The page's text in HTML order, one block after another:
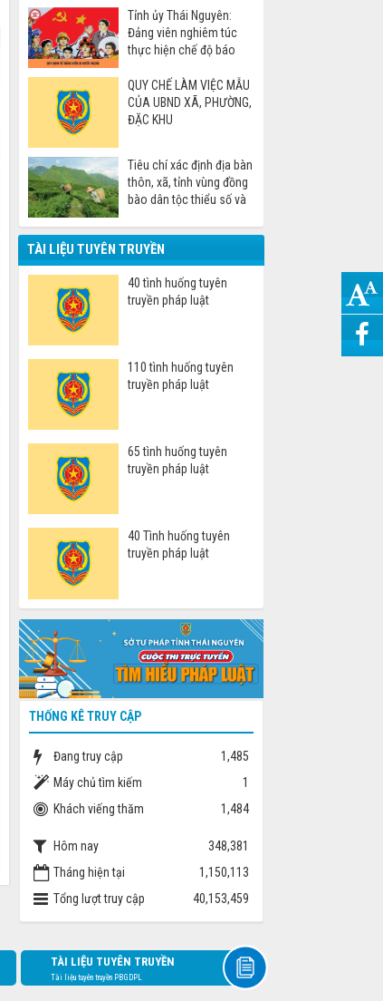
Tỉnh ủy Thái Nguyên:
Đảng viên nghiêm túc
thực hiện chế độ báo
QUY CHẾ LÀM VIỆC MẪU
CỦA UBND XÃ, PHƯỜNG,
ĐẶC KHU
Tiêu chí xác định địa bàn
thôn, xã, tỉnh vùng đồng
bào dân tộc thiểu số và
TÀI LIỆU TUYÊN TRUYỀN
40 tình huống tuyên
truyền pháp luật
110 tình huống tuyên
truyền pháp luật
65 tình huống tuyên
truyền pháp luật
40 Tình huống tuyên
truyền pháp luật
THỐNG KÊ TRUY CẬP
Đang truy cập
1,485
Máy chủ tìm kiếm
1
Khách viếng thăm
1,484
Hôm nay
348,381
Tháng hiện tại
1,150,113
Tổng lượt truy cập
40,153,459
TÀI LIỆU TUYÊN TRUYỀN
Tài liệu tuyên truyền PBGDPL